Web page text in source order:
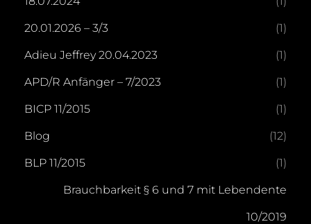
20.01.2026 – 3/3 (1)
Adieu Jeffrey 20.04.2023 (1)
APD/R Anfänger – 7/2023 (1)
BICP 11/2015 (1)
Blog (12)
BLP 11/2015 (1)
Brauchbarkeit § 6 und 7 mit Lebendente
10/2019